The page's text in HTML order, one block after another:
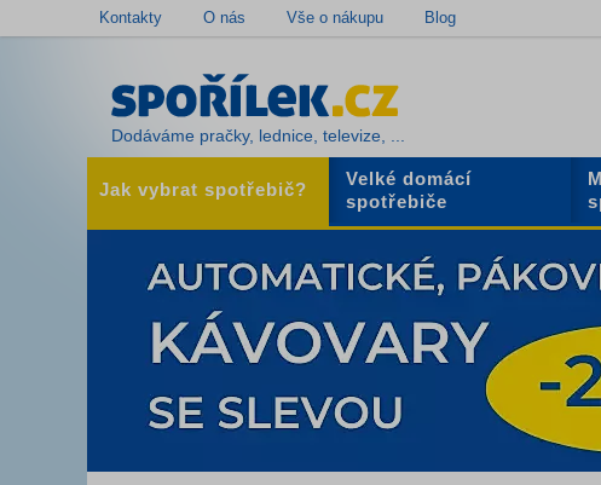
Kontakty O nás Vše o nákupu Blog
Dodáváme pračky, lednice, televize, ...
Jak vybrat spotřebič?
Velké domácí
spotřebiče